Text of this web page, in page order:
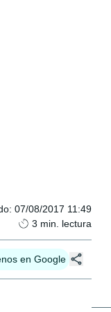
: 07/08/2017 11:49
3 min. lectura
en Google